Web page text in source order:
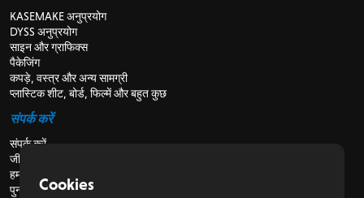
KASEMAKE अनुप्रयोग
DYSS अनुप्रयोग
साइन और ग्राफिक्स
पैकेजिंग
कपड़े, वस्त्र और अन्य सामग्री
प्लास्टिक शीट, बोर्ड, फिल्में और बहुत कुछ
संपर्क करें
संपर्क करें
जीविका
हमारे बारे में
पुनर्विक्रेताओं के लिए
Cookies